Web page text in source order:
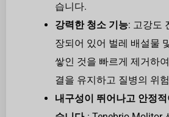
습니다.
강력한 청소 기능: 고강도
장되어 있어 벌레 배설물
쌓인 것을 빠르게 제거하
결을 유지하고 질병의 위
내구성이 뛰어나고 안정